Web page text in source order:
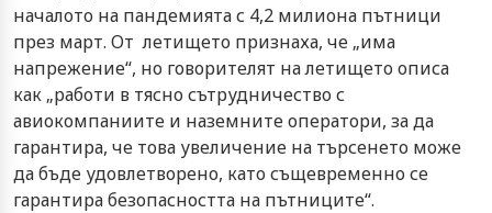
началото на пандемията с 4,2 милиона пътници
през март. От летището признаха, че „има
напрежение“, но говорителят на летището описа
как „работи в тясно сътрудничество с
авиокомпаниите и наземните оператори, за да
гарантира, че това увеличение на търсенето може
да бъде удовлетворено, като същевременно се
гарантира безопасността на пътниците“.